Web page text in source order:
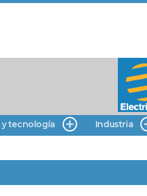
y tecnología Industria